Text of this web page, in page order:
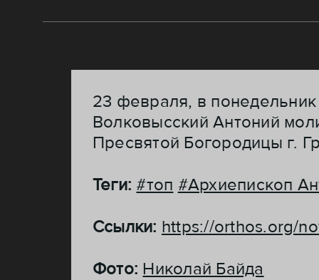
23 февраля, в
Волковысский Антоний
Пресвятой Богородицы г.
Теги:#топ #Архиепископ
Ссылки: https://orthos.org/
Фото: Николай Байда